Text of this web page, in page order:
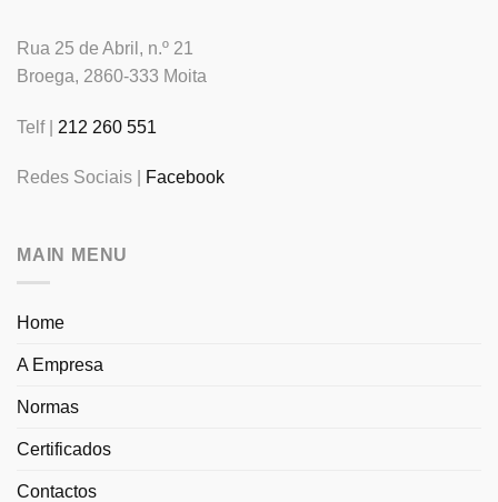
Rua 25 de Abril, n.º 21
Broega, 2860-333 Moita
Telf | 212 260 551
Redes Sociais | Facebook
MAIN MENU
Home
A Empresa
Normas
Certificados
Contactos